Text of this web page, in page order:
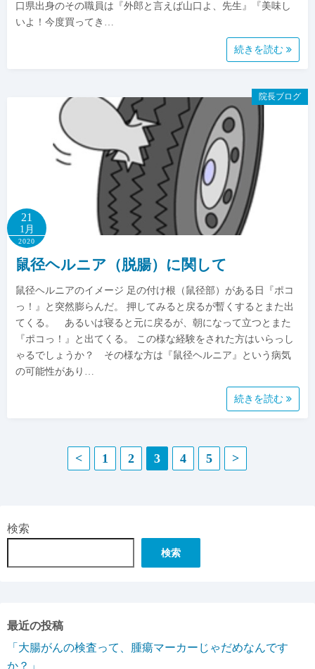
口県出身のその職員は『外郎と言えば山口よ、先生』『美味し
いよ！今度買ってき…
続きを読む
院長ブログ
21
1月
2020
鼠径ヘルニア（脱腸）に関して
鼠径ヘルニアのイメージ 足の付け根（鼠径部）がある日『ポコ
っ！』と突然膨らんだ。 押してみると戻るが暫くするとまた出
てくる。 あるいは寝ると元に戻るが、朝になって立つとまた
『ポコっ！』と出てくる。 この様な経験をされた方はいらっし
ゃるでしょうか？ その様な方は『鼠径ヘルニア』という病気
の可能性があり…
続きを読む
ペ
ー
送
り
< 1 2 3 4 5 >
検索
検索
最近の投稿
「大腸がんの検査って、腫瘍マーカーじゃだめなんです
か？」